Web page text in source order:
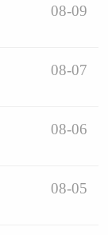
08-09
08-07
08-06
08-05